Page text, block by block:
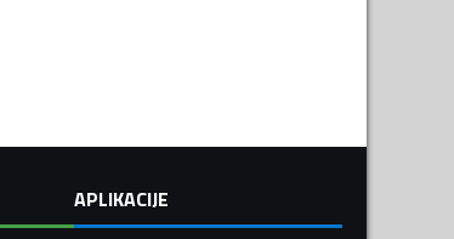
APLIKACIJE